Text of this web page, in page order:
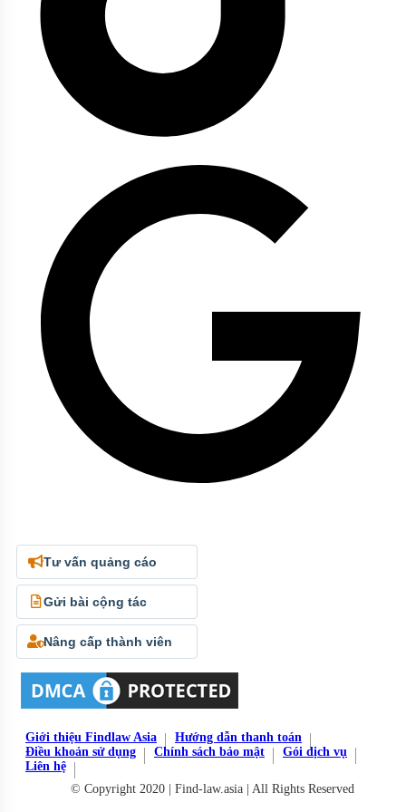
Tư vấn quảng cáo
Gửi bài cộng tác
Nâng cấp thành viên
Giới thiệu Findlaw Asia
Hướng dẫn thanh toán
Điều khoản sử dụng
Chính sách bảo mật
Gói dịch vụ
Liên hệ
© Copyright 2020 | Find-law.asia | All Rights Reserved